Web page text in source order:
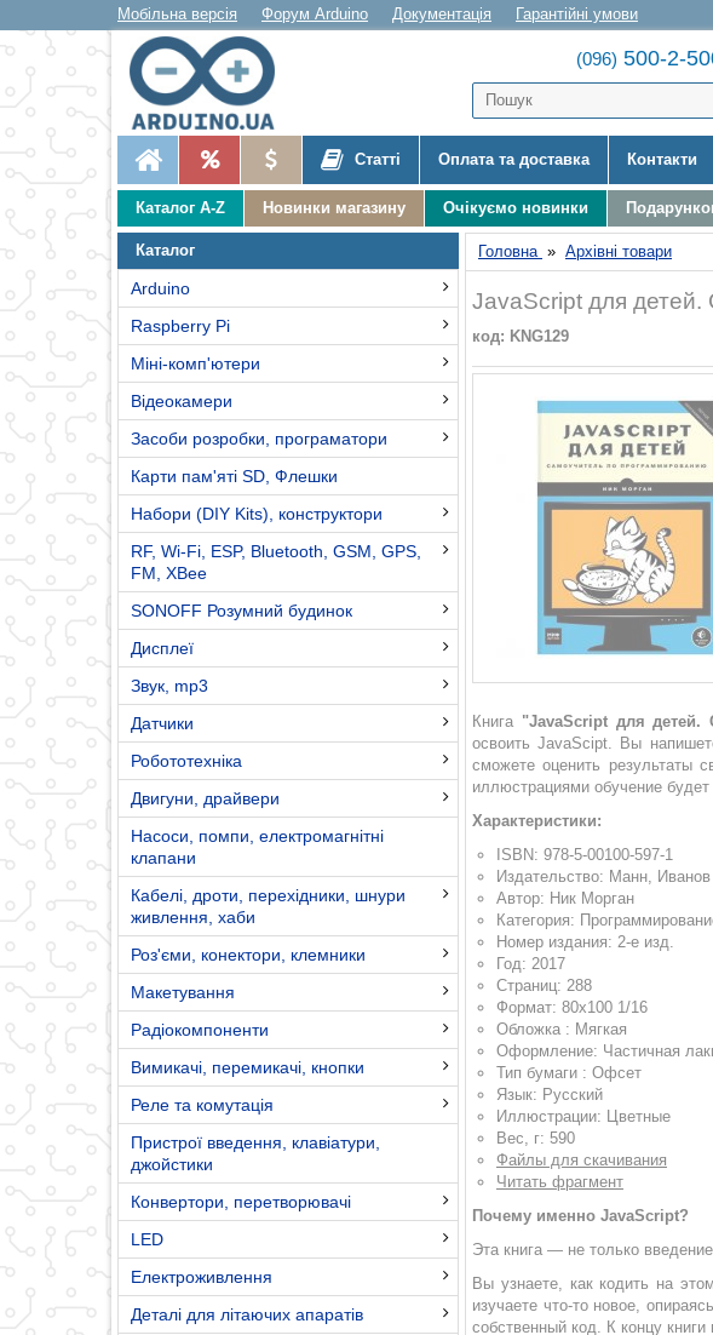
Мобільна версія Форум Arduino Документація Гарантійні умови
(096) 500-2-
Статті Оплата та доставка Контакти
Каталог A-Z Новинки магазину Очікуємо новинки
Каталог
Arduino
Raspberry Pi
Міні-комп'ютери
Відеокамери
Засоби розробки, програматори
Карти пам'яті SD, Флешки
Набори (DIY Kits), конструктори
RF, Wi-Fi, ESP, Bluetooth, GSM, GPS,
FM, XBee
SONOFF Розумний будинок
Дисплеї
Звук, mp3
Датчики
Робототехніка
Двигуни, драйвери
Насоси, помпи, електромагнітні
клапани
Кабелі, дроти, перехідники, шнури
живлення, хаби
Роз'єми, конектори, клемники
Макетування
Радіокомпоненти
Вимикачі, перемикачі, кнопки
Реле та комутація
Пристрої введення, клавіатури,
джойстики
Конвертори, перетворювачі
LED
Електроживлення
Деталі для літаючих апаратів
Головна » Архівні товари
JavaScript для
код: KNG129
Книга "JavaScript для
освоить JavaScipt. Вы
сможете оценить результаты
иллюстрациями обучение
Характеристики:
ISBN: 978-5-00100-597-1
Издательство: Манн,
Автор: Ник Морган
Категория:
Номер издания: 2-е изд.
Год: 2017
Страниц: 288
Формат: 80х100 1/16
Обложка : Мягкая
Оформление: Частичная
Тип бумаги : Офсет
Язык: Русский
Иллюстрации: Цветные
Вес, г: 590
Файлы для скачивания
Читать фрагмент
Почему именно JavaScript?
Эта книга — не только
Вы узнаете, как кодить на
изучаете что-то новое,
собственный код. К концу